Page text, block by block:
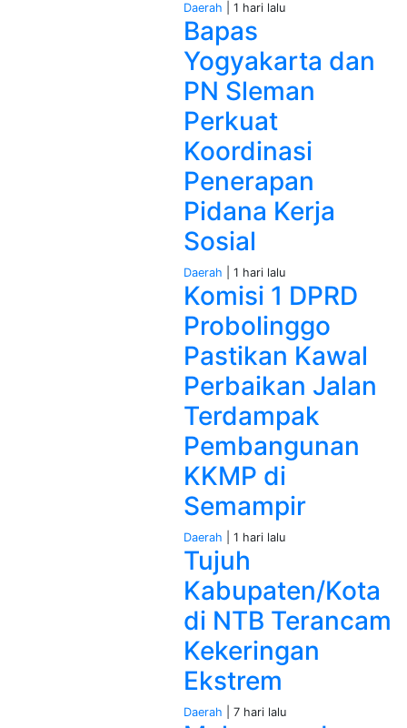
Daerah | 1 hari lalu
Bapas
Yogyakarta dan
PN Sleman
Perkuat
Koordinasi
Penerapan
Pidana Kerja
Sosial
Daerah | 1 hari lalu
Komisi 1 DPRD
Probolinggo
Pastikan Kawal
Perbaikan Jalan
Terdampak
Pembangunan
KKMP di
Semampir
Daerah | 1 hari lalu
Tujuh
Kabupaten/Kota
di NTB Terancam
Kekeringan
Ekstrem
Daerah | 7 hari lalu